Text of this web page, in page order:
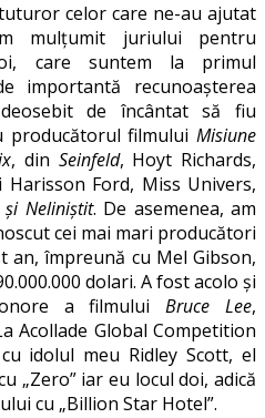
celor care ne-au ajutat
juriului pentru
care suntem la primul
importantă recunoașterea
de încântat să fiu
producătorul filmului Misiune
, din Seinfeld, Hoyt Richards,
Ford, Miss Univers,
și Neliniștit. De asemenea, am
cei mai mari producători
an, împreună cu Mel Gibson,
dolari. A fost acolo și
a filmuluiBruce Lee,
Acollade Global Competition
idolul meu Ridley Scott, el
„Zero” iar eu locul doi, adică
cu „Billion Star Hotel”.